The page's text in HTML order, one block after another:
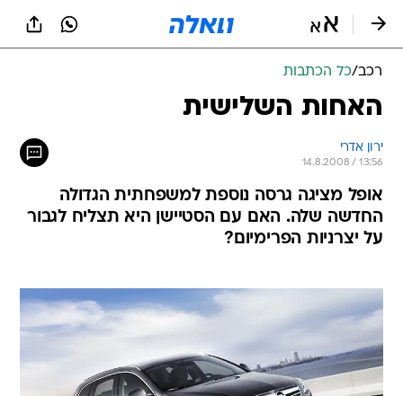
רכב/כל הכתבות
האחות השלישית
ירון אדרי
14.8.2008 / 13:56
אופל מציגה גרסה נוספת למשפחתית הגדולה
החדשה שלה. האם עם הסטיישן היא תצליח לגבור
על יצרניות הפרימיום?